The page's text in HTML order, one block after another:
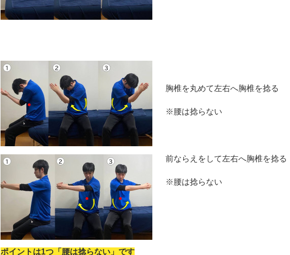
胸椎を丸めて左右へ胸椎を捻る
※腰は捻らない
前ならえをして左右へ胸椎を捻る
※腰は捻らない
ポイントは1つ「腰は捻らない」です